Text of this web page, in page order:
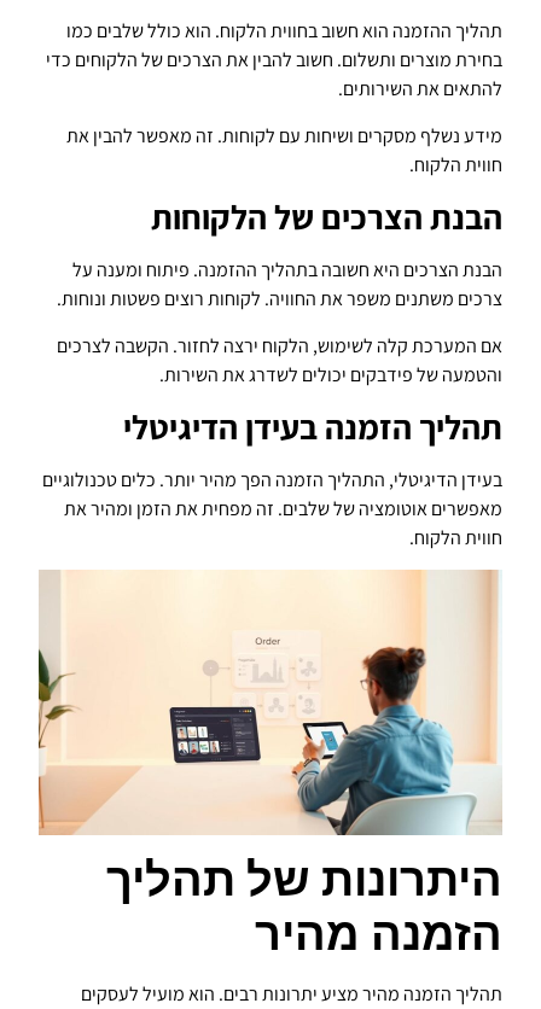
תהליך ההזמנה הוא חשוב בחווית הלקוח. הוא כולל שלבים כמו
בחירת מוצרים ותשלום. חשוב להבין את הצרכים של הלקוחים כדי
להתאים את השירותים.
מידע נשלף מסקרים ושיחות עם לקוחות. זה מאפשר להבין את
חווית הלקוח.
הבנת הצרכים של הלקוחות
הבנת הצרכים היא חשובה בתהליך ההזמנה. פיתוח ומענה על
צרכים משתנים משפר את החוויה. לקוחות רוצים פשטות ונוחות.
אם המערכת קלה לשימוש, הלקוח ירצה לחזור. הקשבה לצרכים
והטמעה של פידבקים יכולים לשדרג את השירות.
תהליך הזמנה בעידן הדיגיטלי
בעידן הדיגיטלי, התהליך הזמנה הפך מהיר יותר. כלים טכנולוגיים
מאפשרים אוטומציה של שלבים. זה מפחית את הזמן ומהיר את
חווית הלקוח.
היתרונות של תהליך
הזמנה מהיר
תהליך הזמנה מהיר מציע יתרונות רבים. הוא מועיל לעסקים